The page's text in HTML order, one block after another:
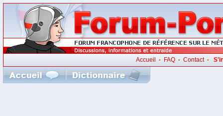
Accueil • FAQ •Contact•